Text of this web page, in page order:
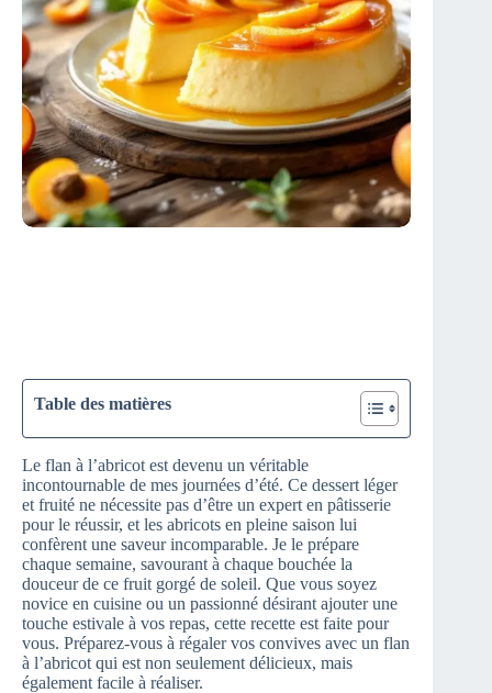
Table des matières
Le flan à l’abricot est devenu un véritable
incontournable de mes journées d’été. Ce dessert léger
et fruité ne nécessite pas d’être un expert en pâtisserie
pour le réussir, et les abricots en pleine saison lui
confèrent une saveur incomparable. Je le prépare
chaque semaine, savourant à chaque bouchée la
douceur de ce fruit gorgé de soleil. Que vous soyez
novice en cuisine ou un passionné désirant ajouter une
touche estivale à vos repas, cette recette est faite pour
vous. Préparez-vous à régaler vos convives avec un flan
à l’abricot qui est non seulement délicieux, mais
également facile à réaliser.